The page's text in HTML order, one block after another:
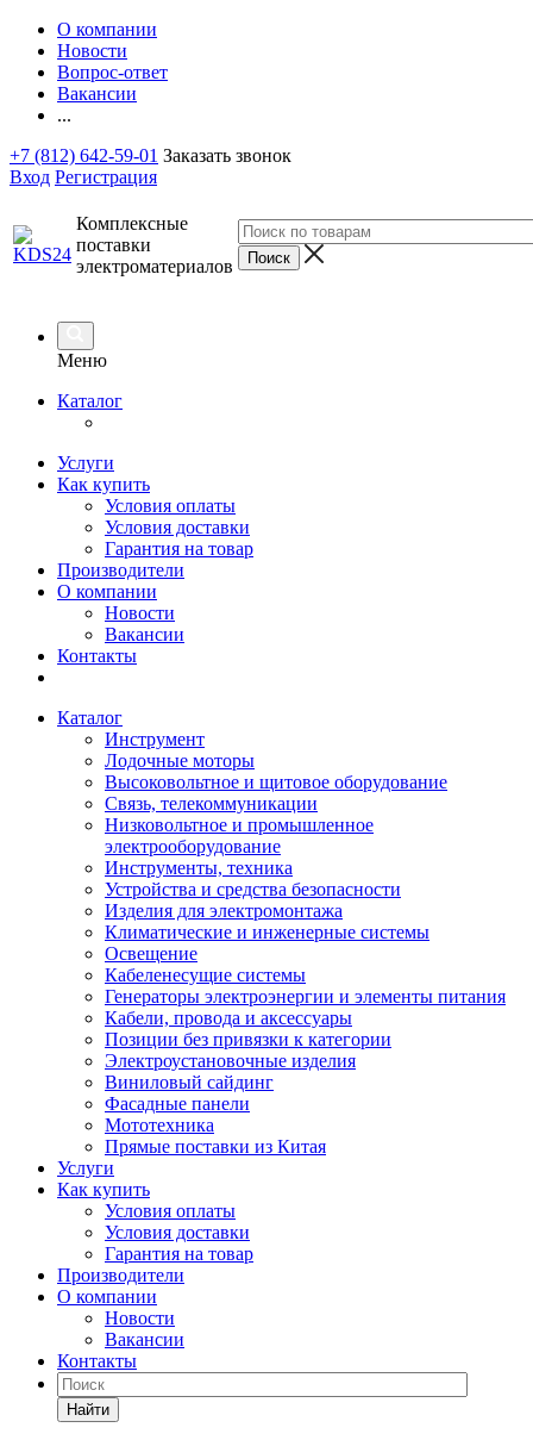
О компании
Новости
Вопрос-ответ
Вакансии
...
+7 (812) 642-59-01 Заказать звонок
Вход Регистрация
Комплексные
поставки
электроматериалов
Меню
Каталог
Услуги
Как купить
Условия оплаты
Условия доставки
Гарантия на товар
Производители
О компании
Новости
Вакансии
Контакты
Каталог
Инструмент
Лодочные моторы
Высоковольтное и щитовое оборудование
Связь, телекоммуникации
Низковольтное и промышленное
электрооборудование
Инструменты, техника
Устройства и средства безопасности
Изделия для электромонтажа
Климатические и инженерные системы
Освещение
Кабеленесущие системы
Генераторы электроэнергии и элементы питания
Кабели, провода и аксессуары
Позиции без привязки к категории
Электроустановочные изделия
Виниловый сайдинг
Фасадные панели
Мототехника
Прямые поставки из Китая
Услуги
Как купить
Условия оплаты
Условия доставки
Гарантия на товар
Производители
О компании
Новости
Вакансии
Контакты
Найти